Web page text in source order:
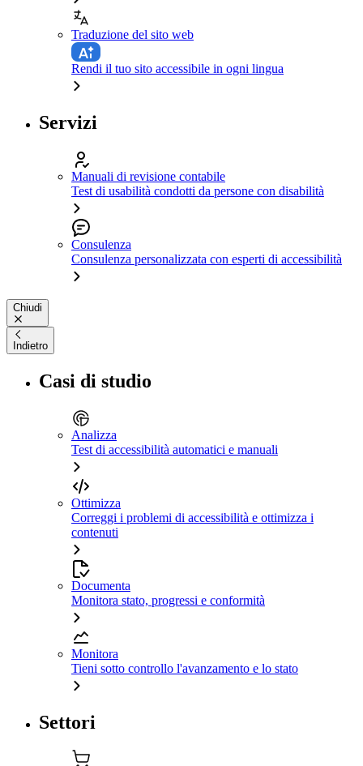
Traduzione del sito web
Rendi il tuo sito accessibile in ogni lingua
Servizi
Manuali di revisione contabile
Test di usabilità condotti da persone con disabilità
Consulenza
Consulenza personalizzata con esperti di accessibilità
Chiudi
Indietro
Casi di studio
Analizza
Test di accessibilità automatici e manuali
Ottimizza
Correggi i problemi di accessibilità e ottimizza i
contenuti
Documenta
Monitora stato, progressi e conformità
Monitora
Tieni sotto controllo l'avanzamento e lo stato
Settori